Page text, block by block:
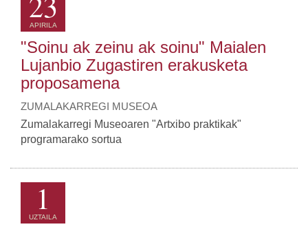
APIRILA
"Soinu ak zeinu ak soinu" Maialen
Lujanbio Zugastiren erakusketa
proposamena
ZUMALAKARREGI MUSEOA
Zumalakarregi Museoaren "Artxibo praktikak"
programarako sortua
1
UZTAILA